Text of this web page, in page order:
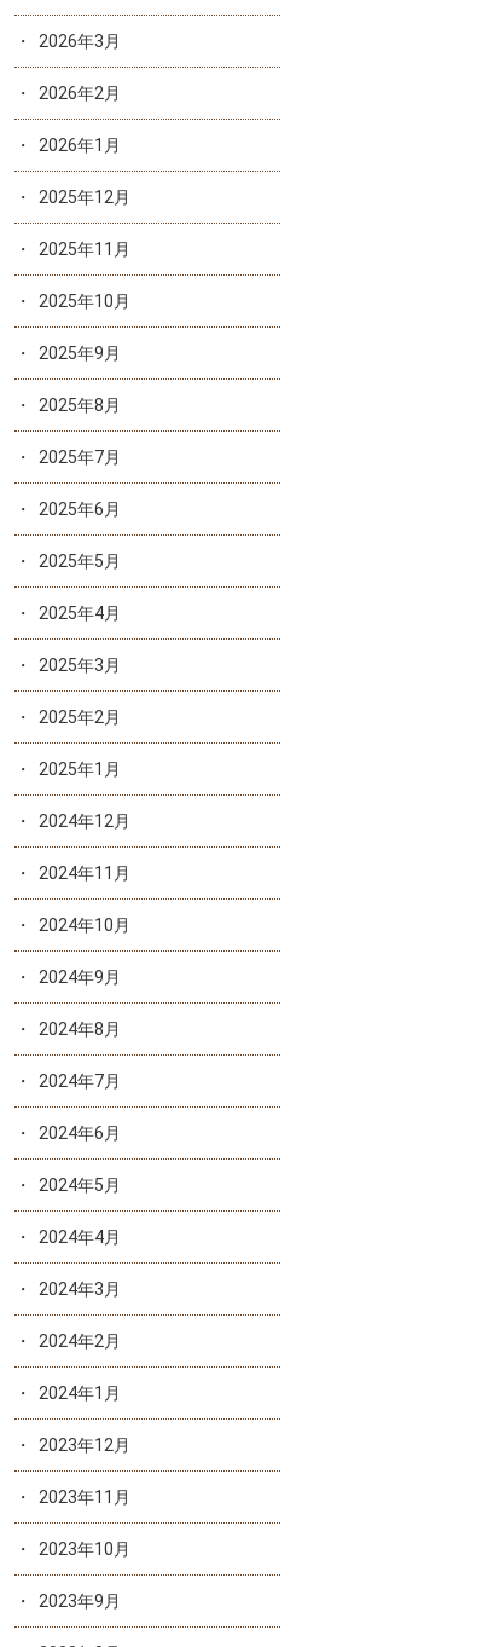
2026年3月
2026年2月
2026年1月
2025年12月
2025年11月
2025年10月
2025年9月
2025年8月
2025年7月
2025年6月
2025年5月
2025年4月
2025年3月
2025年2月
2025年1月
2024年12月
2024年11月
2024年10月
2024年9月
2024年8月
2024年7月
2024年6月
2024年5月
2024年4月
2024年3月
2024年2月
2024年1月
2023年12月
2023年11月
2023年10月
2023年9月